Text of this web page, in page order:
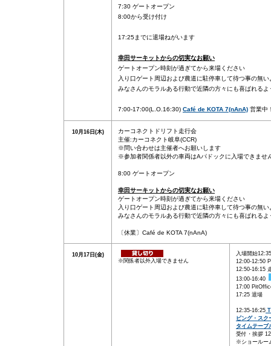
7:30 ゲートオープン
8:00から受け付け
17:25までに退場ねがいます
幸田サーキットからの切実なお願い
ゲートオープン時刻が過ぎてから来場ください
入り口ゲート周辺および農道に駐停車して待つ事の無
みなさんのモラルある行動で近隣の方々にも喜ばれる
7:00-17:00(L.O.16:30) Café de KOTA 7(nAnA) 営業中
10月16日(木)
カーコネクトドリフト走行会
主催:カーコネクト岐阜(CCR)
※問い合わせは主催者へお願いします
※参加者関係者以外の車両はAパドックに入場できませ
8:00 ゲートオープン
幸田サーキットからの切実なお願い
ゲートオープン時刻が過ぎてから来場ください
入り口ゲート周辺および農道に駐停車して待つ事の無
みなさんのモラルある行動で近隣の方々にも喜ばれる
〔休業〕Café de KOTA 7(nAnA)
10月17日(金)
※関係者以外入場できません
入場開始
12:00-12:50
12:50-16:15
13:00-16:40
17:00
17:25 退場
12:35-16:25
ビング・スク
タイムテーブ
受付・挨拶
※ショールー